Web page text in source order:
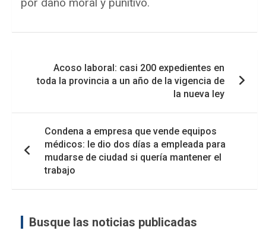
por daño moral y punitivo.
entradas
Acoso laboral: casi 200 expedientes en
toda la provincia a un año de la vigencia de
la nueva ley
Condena a empresa que vende equipos
médicos: le dio dos días a empleada para
mudarse de ciudad si quería mantener el
trabajo
Busque las noticias publicadas